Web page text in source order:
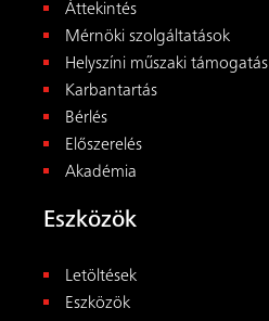
Áttekintés
Mérnöki szolgáltatások
Helyszíni műszaki támogatás
Karbantartás
Bérlés
Előszerelés
Akadémia
Eszközök
Letöltések
Eszközök